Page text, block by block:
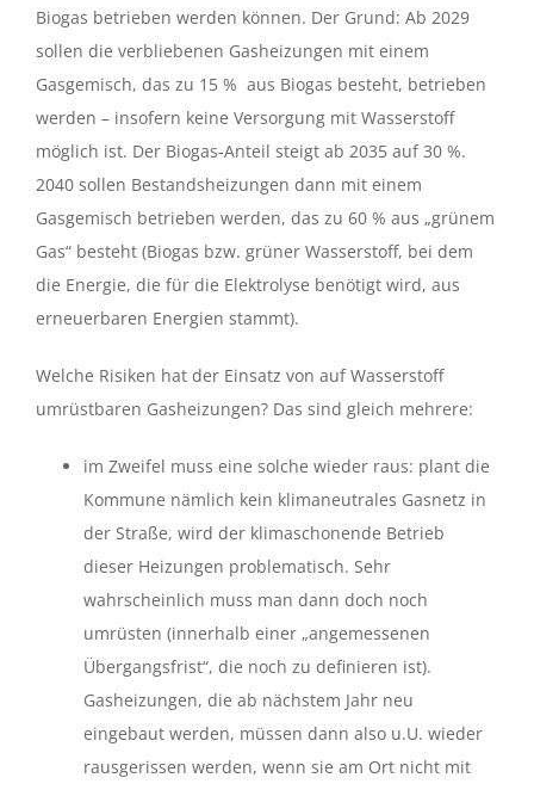
Biogas betrieben werden können. Der Grund: Ab 2029
sollen die verbliebenen Gasheizungen mit einem
Gasgemisch, das zu 15 % aus Biogas besteht, betrieben
werden – insofern keine Versorgung mit Wasserstoff
möglich ist. Der Biogas-Anteil steigt ab 2035 auf 30 %.
2040 sollen Bestandsheizungen dann mit einem
Gasgemisch betrieben werden, das zu 60 % aus „grünem
Gas“ besteht (Biogas bzw. grüner Wasserstoff, bei dem
die Energie, die für die Elektrolyse benötigt wird, aus
erneuerbaren Energien stammt).
Welche Risiken hat der Einsatz von auf Wasserstoff
umrüstbaren Gasheizungen? Das sind gleich mehrere:
im Zweifel muss eine solche wieder raus: plant die
Kommune nämlich kein klimaneutrales Gasnetz in
der Straße, wird der klimaschonende Betrieb
dieser Heizungen problematisch. Sehr
wahrscheinlich muss man dann doch noch
umrüsten (innerhalb einer „angemessenen
Übergangsfrist“, die noch zu definieren ist).
Gasheizungen, die ab nächstem Jahr neu
eingebaut werden, müssen dann also u.U. wieder
rausgerissen werden, wenn sie am Ort nicht mit